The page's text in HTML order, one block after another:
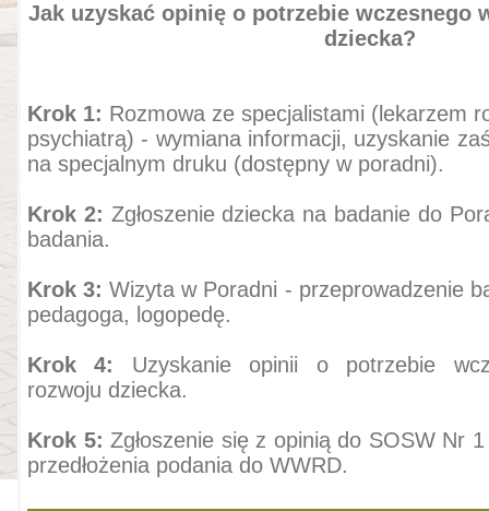
Jak uzyskać opinię o potrzebie wczesnego
dziecka?
Krok 1: Rozmowa ze specjalistami (lekarzem
psychiatrą) - wymiana informacji, uzyskanie
na specjalnym druku (dostępny w poradni).
Krok 2: Zgłoszenie dziecka na badanie do
badania.
Krok 3: Wizyta w Poradni - przeprowadzenie
pedagoga, logopedę.
Krok 4:
Uzyskanie opinii o potrzebie
rozwoju dziecka.
Krok 5: Zgłoszenie się z opinią do SOSW Nr
przedłożenia podania do WWRD.